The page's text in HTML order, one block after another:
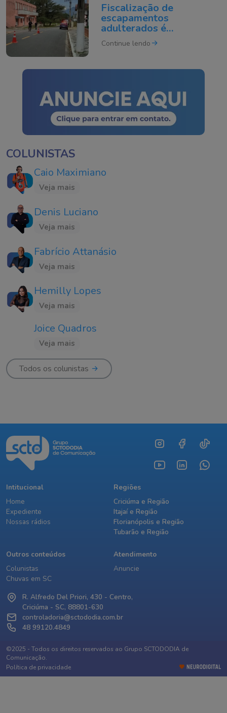
Fiscalização de
escapamentos
adulterados é
intensificada em Tubarão
Continue lendo
COLUNISTAS
Caio Maximiano
Veja mais
Denis Luciano
Veja mais
Fabrício Attanásio
Veja mais
Hemilly Lopes
Veja mais
Joice Quadros
Veja mais
Todos os colunistas
Intitucional
Home
Expediente
Nossas rádios
Regiões
Criciúma e Região
Itajaí e Região
Florianópolis e Região
Tubarão e Região
Outros conteúdos
Colunistas
Chuvas em SC
Atendimento
Anuncie
R. Alfredo Del Priori, 430 - Centro,
Criciúma - SC, 88801-630
controladoria@sctododia.com.br
48 99120.4849
©2025 - Todos os direitos reservados ao Grupo SCTODODIA de
Comunicação.
Política de privacidade